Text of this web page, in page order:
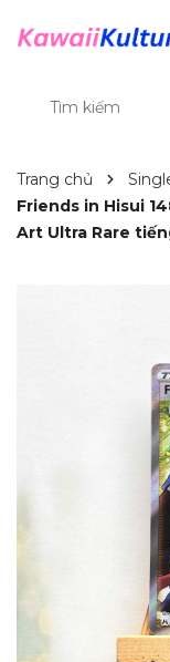
Trang chủ
Friends in Hisui
Art Ultra Rare